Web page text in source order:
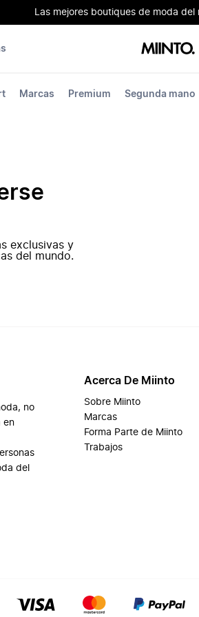
Las mejores boutiques de moda del
Marcas Premium Segunda mano
exclusivas y
del mundo.
no
en
del
Acerca De Miinto
Sobre Miinto
Marcas
Forma Parte de Miinto
Trabajos